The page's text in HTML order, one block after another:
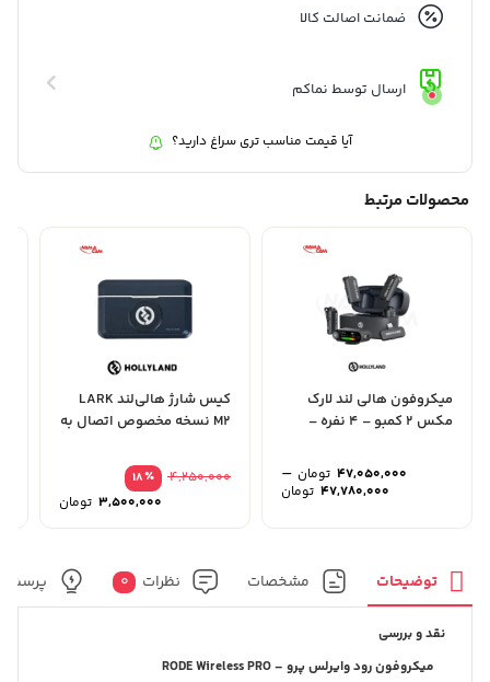
ضمانت اصالت کالا
ارسال توسط نماکم
آیا قیمت مناسب تری سراغ دارید؟
محصولات مرتبط
میکروفون هالی لند لارک
مکس 2 کمبو – 4 نفره –
47,050,000 تومان –
47,780,000 تومان
47,050,000 تومان
کیس شارژ هالی‌لند LARK
M2 نسخه مخصوص اتصال به
٪18 4,250,000
اصلی
3,500,000 تومان
قیمت
فعلی
توضیحات مشخصات نظرات 0 پرسش
نقد و بررسی
میکروفون رود وایرلس پرو – RODE Wireless PRO